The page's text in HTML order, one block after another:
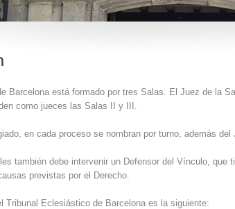
Barcelona está formado por tres Salas. El Juez de la
como jueces las Salas II y .
, en cada proceso se nombran por turno, además del
también debe intervenir un Defensor del Vínculo, que
previstas por el Derecho.
Tribunal Eclesiástico de Barcelona es la siguiente: